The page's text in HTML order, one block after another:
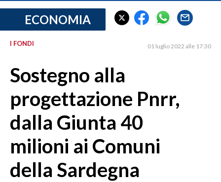
CRONACA SARDEGNA
MEDIO CAMPIDANO
ORISTANO E PROVINCIA
SASSARI E PROVINCIA
GALLURA
NUORO E PROVINCIA
OGLIASTRA
AGENDA
ECONOMIA
I FONDI 01 luglio 2022 alle 17:30
Sostegno alla
progettazione Pnrr,
dalla Giunta 40
milioni ai Comuni
della Sardegna